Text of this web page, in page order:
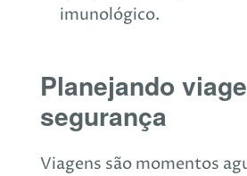
imunológico.
Planejando
segurança
Viagens são momentos